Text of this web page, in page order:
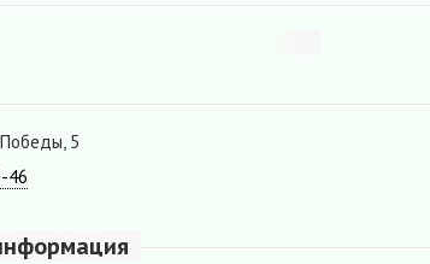
Победы, 5
46